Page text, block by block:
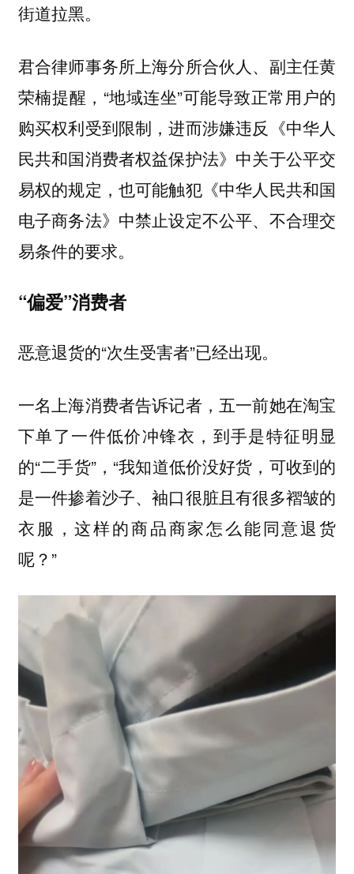
街道拉黑。
君合律师事务所上海分所合伙人、副主任黄
荣楠提醒，“地域连坐”可能导致正常用户的
购买权利受到限制，进而涉嫌违反《中华人
民共和国消费者权益保护法》中关于公平交
易权的规定，也可能触犯《中华人民共和国
电子商务法》中禁止设定不公平、不合理交
易条件的要求。
“偏爱”消费者
恶意退货的“次生受害者”已经出现。
一名上海消费者告诉记者，五一前她在淘宝
下单了一件低价冲锋衣，到手是特征明显
的“二手货”，“我知道低价没好货，可收到的
是一件掺着沙子、袖口很脏且有很多褶皱的
衣服，这样的商品商家怎么能同意退货
呢？”